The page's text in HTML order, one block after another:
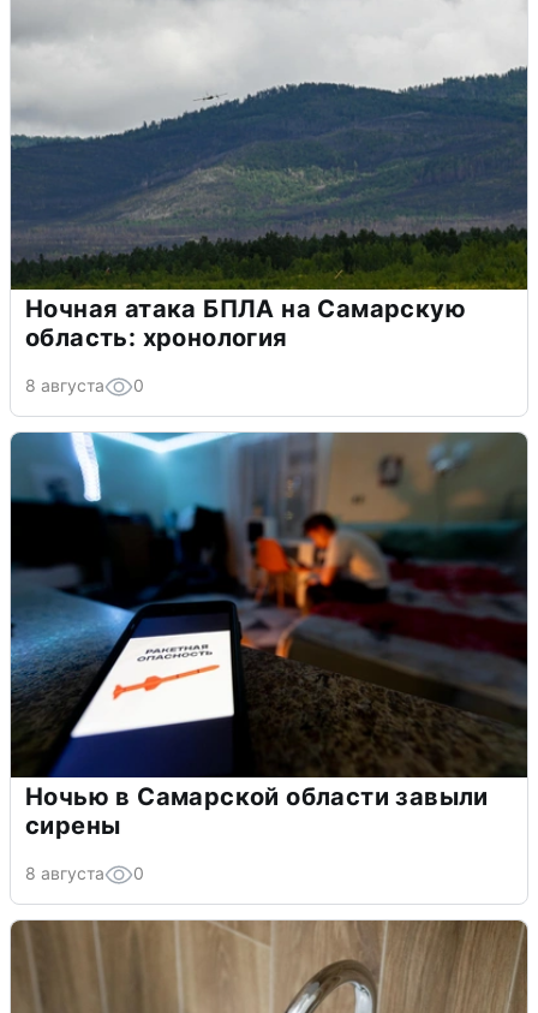
Ночная атака БПЛА на Самарскую
область: хронология
8 августа 0
Ночью в Самарской области завыли
сирены
8 августа 0